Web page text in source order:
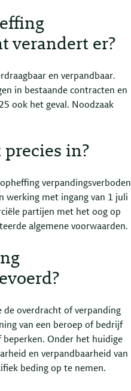
verandert er?
en verpandbaar.
in bestaande contracten en
ook het geval. Noodzaak
in?
verpandingsverboden
werking met ingang van 1 juli
partijen met het oog op
algemene voorwaarden.
de overdracht of verpanding
van een beroep of bedrijf
beperken. Onder het huidige
en verpandbaarheid van
beding op te nemen.